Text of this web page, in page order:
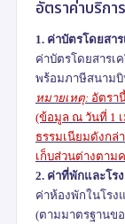
อัตราค่าบริกา
1. ค่าบัตรโดยสา
ค่าบัตรโดยสารเ
พร้อมภาษีสนาม
หมายเหตุ: อัตรา
(ข้อมูล ณ วันที่ 1
ธรรมเนียมดังกล่
เก็บส่วนต่างตาม
2. ค่าที่พักและโร
ค่าห้องพักในโรง
(ตามมาตรฐานข